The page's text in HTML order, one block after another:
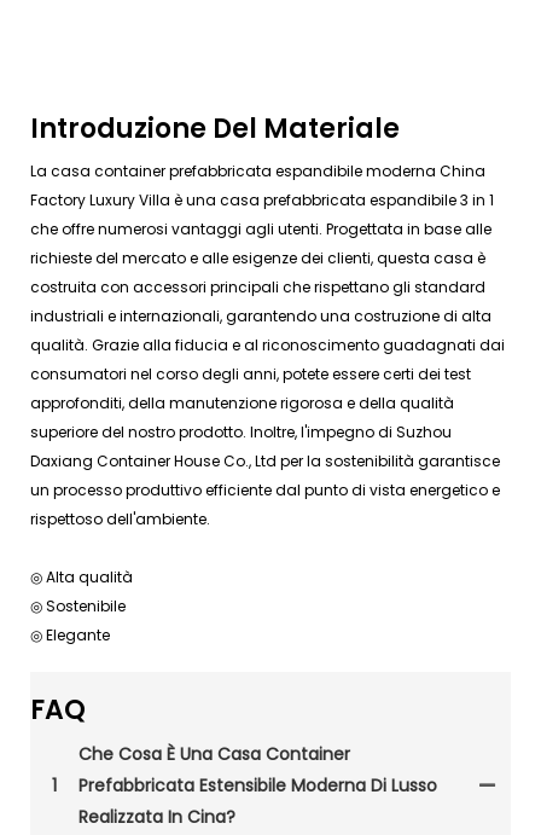
Introduzione Del Materiale
La casa container prefabbricata espandibile moderna China
Factory Luxury Villa è una casa prefabbricata espandibile 3 in 1
che offre numerosi vantaggi agli utenti. Progettata in base alle
richieste del mercato e alle esigenze dei clienti, questa casa è
costruita con accessori principali che rispettano gli standard
industriali e internazionali, garantendo una costruzione di alta
qualità. Grazie alla fiducia e al riconoscimento guadagnati dai
consumatori nel corso degli anni, potete essere certi dei test
approfonditi, della manutenzione rigorosa e della qualità
superiore del nostro prodotto. Inoltre, l'impegno di Suzhou
Daxiang Container House Co., Ltd per la sostenibilità garantisce
un processo produttivo efficiente dal punto di vista energetico e
rispettoso dell'ambiente.
◎ Alta qualità
◎ Sostenibile
◎ Elegante
FAQ
1
Che Cosa È Una Casa Container
Prefabbricata Estensibile Moderna Di Lusso
Realizzata In Cina?